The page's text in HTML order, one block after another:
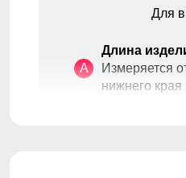
Удобно расстёгивается
особенно комфортна при
Для
A
Длина
Измеряется
нижнего края